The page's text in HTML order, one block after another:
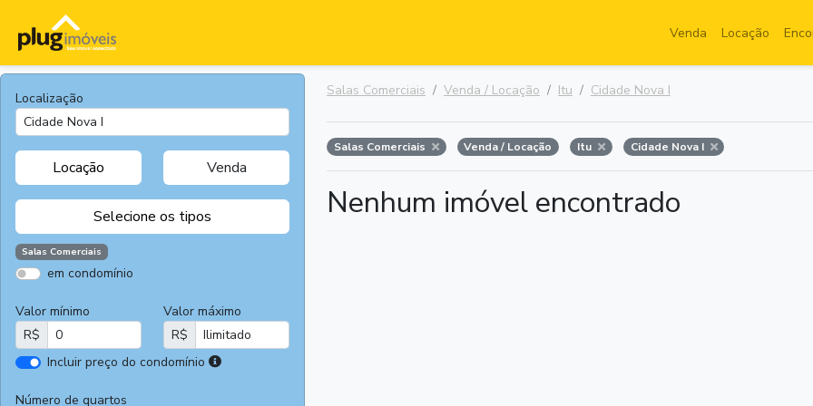
Venda Locação
Localização
Locação Venda
Selecione os tipos
Casas
Casas
Comerciais
Salas
Chácaras e
Salas Comerciais
em condomínio
Valor mínimo
R$
Valor máximo
R$
Incluir preço do condomínio
I
Número de quartos
Salas Comerciais Venda / Locação Itu Cidade Nova I
Salas Comerciais Venda / Locação Itu Cidade Nova I
Nenhum imóvel encontrado